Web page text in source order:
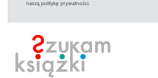
naszą politykę prywatności.